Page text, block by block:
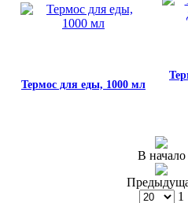
Термос для еды, 1000 мл
В начало
1